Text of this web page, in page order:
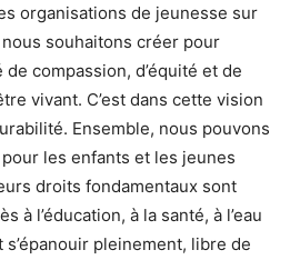
organisations de jeunesse sur
souhaitons créer pour
compassion, d’équité et de
vivant. C’est dans cette vision
Ensemble, nous pouvons
les enfants et les jeunes
droits fondamentaux sont
à l’éducation, à la santé, à l’eau
pleinement, libre de